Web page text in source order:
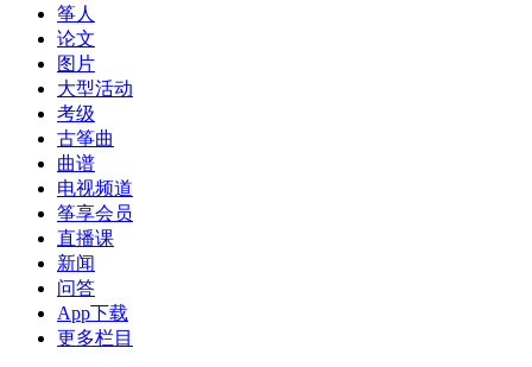
筝人
论文
图片
大型活动
考级
古筝曲
曲谱
电视频道
筝享会员
直播课
新闻
问答
App下载
更多栏目